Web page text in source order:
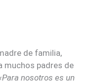
de familia,
muchos padres de
nosotros es un